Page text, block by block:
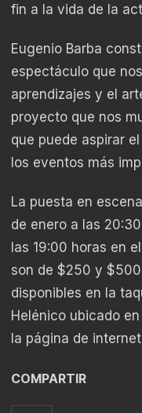
fin a la vida de la
Eugenio Barba
espectáculo que
aprendizajes y el
proyecto que nos
que puede aspirar
los eventos más
La puesta en
de enero a las
las 19:00 horas en
son de $250 y
disponibles en la
Helénico ubicado
la página de
COMPARTIR